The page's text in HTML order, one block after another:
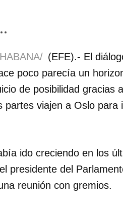
(EFE).- El
poco parecía un
de posibilidad gracias
partes viajen a Oslo
ido creciendo en los
presidente del
reunión con gremios.